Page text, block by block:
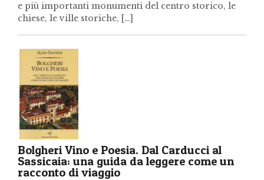
e più importanti monumenti del centro storico, le
chiese, le ville storiche, […]
Bolgheri Vino e Poesia. Dal Carducci al
Sassicaia: una guida da leggere come un
racconto di viaggio